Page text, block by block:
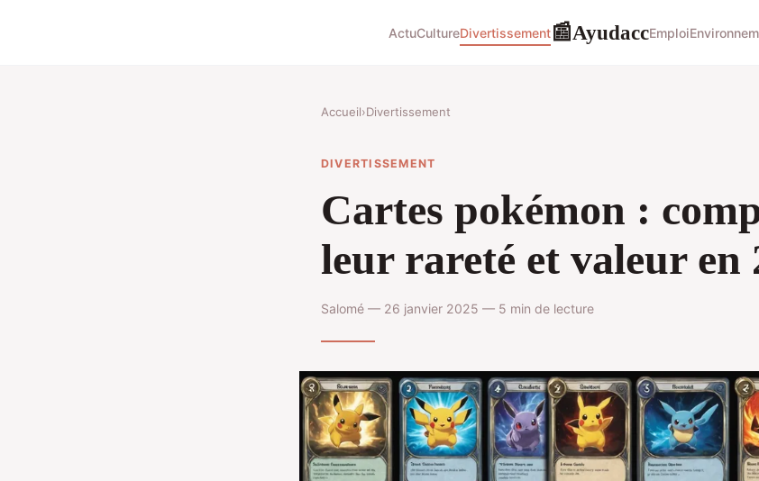
ActuCultureDivertissement📰AyudaccEmploi
Accueil›Divertissement
DIVERTISSEMENT
Cartes pokémon :
leur rareté et valeur en
Salomé — 26 janvier 2025 — 5 min de lecture